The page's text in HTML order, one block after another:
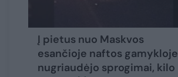
Į pietus nuo Maskvos
esančioje naftos gamykloje
nugriaudėjo sprogimai, kilo